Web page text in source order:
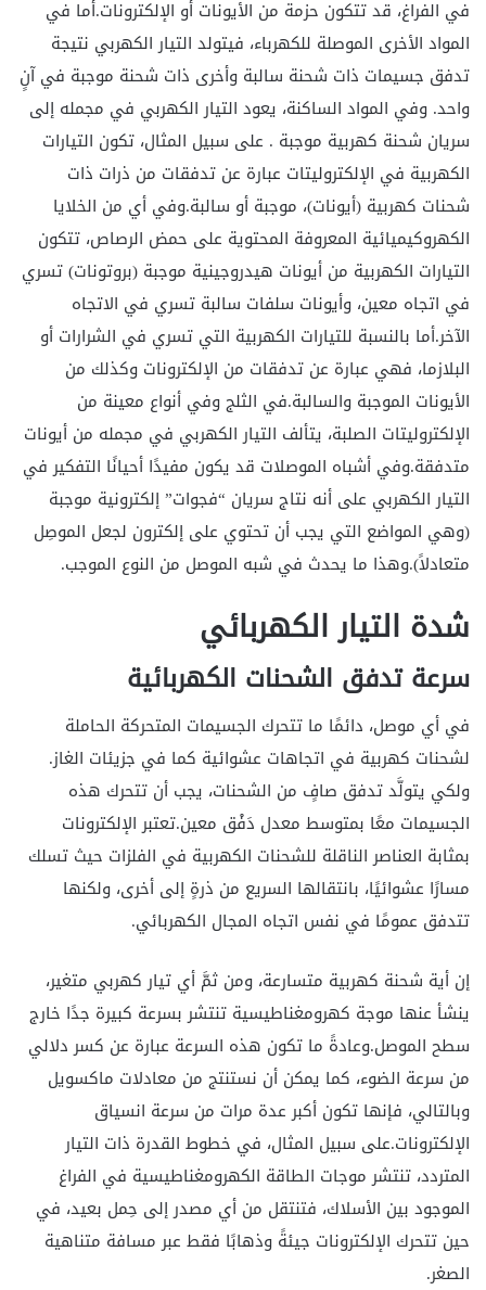
في الفراغ، قد تتكون حزمة من الأيونات أو الإلكترونات.أما في
المواد الأخرى الموصلة للكهرباء، فيتولد التيار الكهربي نتيجة
تدفق جسيمات ذات شحنة سالبة وأخرى ذات شحنة موجبة في آنٍ
واحد. وفي المواد الساكنة، يعود التيار الكهربي في مجمله إلى
سريان شحنة كهربية موجبة . على سبيل المثال، تكون التيارات
الكهربية في الإلكتروليتات عبارة عن تدفقات من ذرات ذات
شحنات كهربية (أيونات)، موجبة أو سالبة.وفي أي من الخلايا
الكهروكيميائية المعروفة المحتوية على حمض الرصاص، تتكون
التيارات الكهربية من أيونات هيدروجينية موجبة (بروتونات) تسري
في اتجاه معين، وأيونات سلفات سالبة تسري في الاتجاه
الآخر.أما بالنسبة للتيارات الكهربية التي تسري في الشرارات أو
البلازما، فهي عبارة عن تدفقات من الإلكترونات وكذلك من
الأيونات الموجبة والسالبة.في الثلج وفي أنواع معينة من
الإلكتروليتات الصلبة، يتألف التيار الكهربي في مجمله من أيونات
متدفقة.وفي أشباه الموصلات قد يكون مفيدًا أحيانًا التفكير في
التيار الكهربي على أنه نتاج سريان “فجوات” إلكترونية موجبة
(وهي المواضع التي يجب أن تحتوي على إلكترون لجعل الموصِل
متعادلاً).وهذا ما يحدث في شبه الموصل من النوع الموجب.
شدة التيار الكهربائي
سرعة تدفق الشحنات الكهربائية
في أي موصل، دائمًا ما تتحرك الجسيمات المتحركة الحاملة
لشحنات كهربية في اتجاهات عشوائية كما في جزيئات الغاز.
ولكي يتولَّد تدفق صافٍ من الشحنات، يجب أن تتحرك هذه
الجسيمات معًا بمتوسط معدل دَفْق معين.تعتبر الإلكترونات
بمثابة العناصر الناقلة للشحنات الكهربية في الفلزات حيث تسلك
مسارًا عشوائيًا، بانتقالها السريع من ذرةٍ إلى أخرى، ولكنها
تتدفق عمومًا في نفس اتجاه المجال الكهربائي.
إن أية شحنة كهربية متسارعة، ومن ثمَّ أي تيار كهربي متغير،
ينشأ عنها موجة كهرومغناطيسية تنتشر بسرعة كبيرة جدًا خارج
سطح الموصل.وعادةً ما تكون هذه السرعة عبارة عن كسر دلالي
من سرعة الضوء، كما يمكن أن نستنتج من معادلات ماكسويل
وبالتالي، فإنها تكون أكبر عدة مرات من سرعة انسياق
الإلكترونات.على سبيل المثال، في خطوط القدرة ذات التيار
المتردد، تنتشر موجات الطاقة الكهرومغناطيسية في الفراغ
الموجود بين الأسلاك، فتنتقل من أي مصدر إلى حِمل بعيد، في
حين تتحرك الإلكترونات جيئةً وذهابًا فقط عبر مسافة متناهية
الصغر.